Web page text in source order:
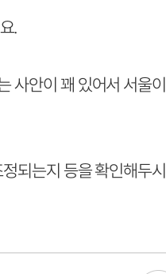
.
사안이 꽤 있어서 서울이
되는지 등을 확인해두시